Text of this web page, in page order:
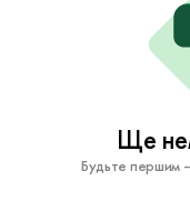
Ще
Будьте першим